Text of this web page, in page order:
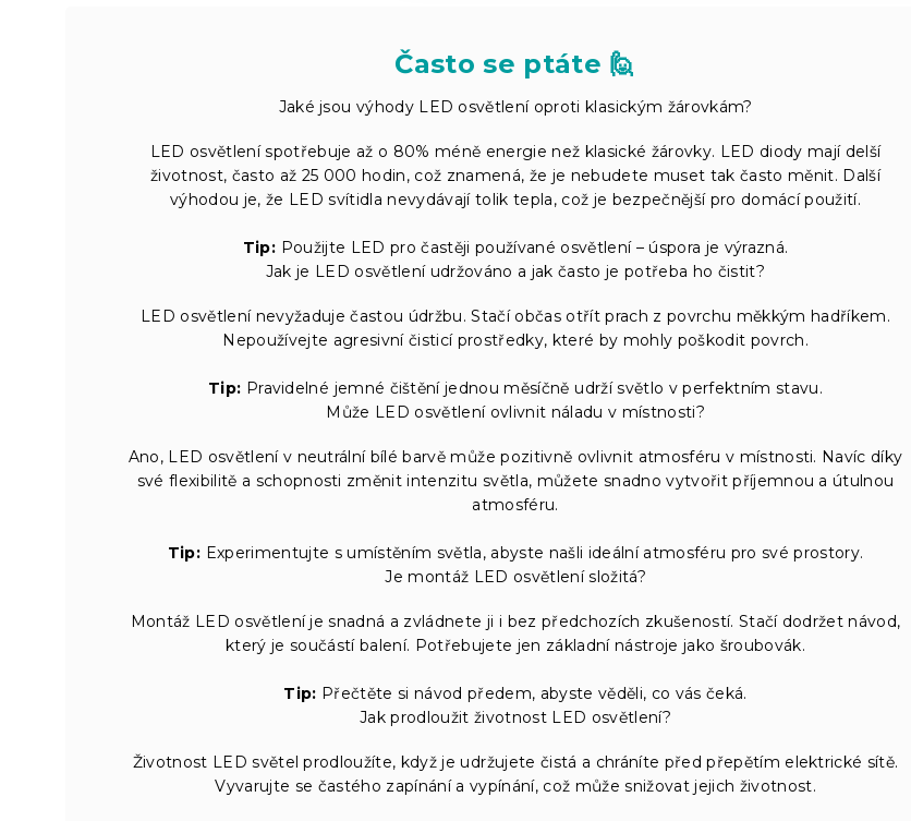
Často se ptáte 🙋
Jaké jsou výhody LED osvětlení oproti klasickým žárovkám?
LED osvětlení spotřebuje až o 80% méně energie než klasické žárovky. LED diody mají delší
životnost, často až 25 000 hodin, což znamená, že je nebudete muset tak často měnit. Další
výhodou je, že LED svítidla nevydávají tolik tepla, což je bezpečnější pro domácí použití.
Tip: Použijte LED pro častěji používané osvětlení – úspora je výrazná.
Jak je LED osvětlení udržováno a jak často je potřeba ho čistit?
LED osvětlení nevyžaduje častou údržbu. Stačí občas otřít prach z povrchu měkkým hadříkem.
Nepoužívejte agresivní čisticí prostředky, které by mohly poškodit povrch.
Tip: Pravidelné jemné čištění jednou měsíčně udrží světlo v perfektním stavu.
Může LED osvětlení ovlivnit náladu v místnosti?
Ano, LED osvětlení v neutrální bílé barvě může pozitivně ovlivnit atmosféru v místnosti. Navíc díky
své flexibilitě a schopnosti změnit intenzitu světla, můžete snadno vytvořit příjemnou a útulnou
atmosféru.
Tip: Experimentujte s umístěním světla, abyste našli ideální atmosféru pro své prostory.
Je montáž LED osvětlení složitá?
Montáž LED osvětlení je snadná a zvládnete ji i bez předchozích zkušeností. Stačí dodržet návod,
který je součástí balení. Potřebujete jen základní nástroje jako šroubovák.
Tip: Přečtěte si návod předem, abyste věděli, co vás čeká.
Jak prodloužit životnost LED osvětlení?
Životnost LED světel prodloužíte, když je udržujete čistá a chráníte před přepětím elektrické sítě.
Vyvarujte se častého zapínání a vypínání, což může snižovat jejich životnost.